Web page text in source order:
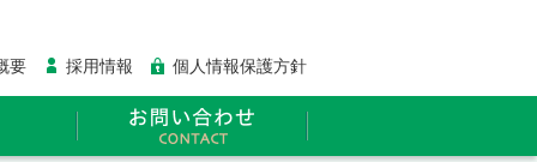
要 採用情報 個人情報保護方針